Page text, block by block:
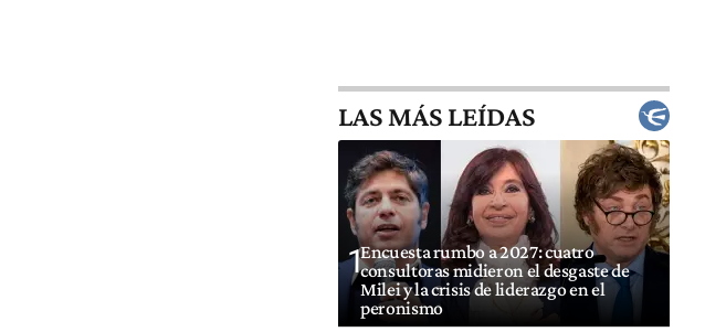
LAS MÁS LEÍDAS
1Encuesta rumbo a 2027: cuatro
consultoras midieron el desgaste de
Milei y la crisis de liderazgo en el
peronismo